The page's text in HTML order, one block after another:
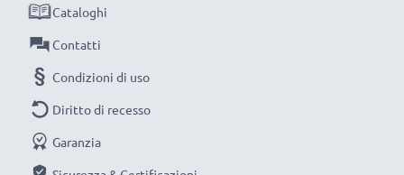
Amperaggio / Output ampere: 1A / 1000mA
Potenza / Power Watt: 5W
Cataloghi
Contatti
Condizioni di uso
Diritto di recesso
Garanzia